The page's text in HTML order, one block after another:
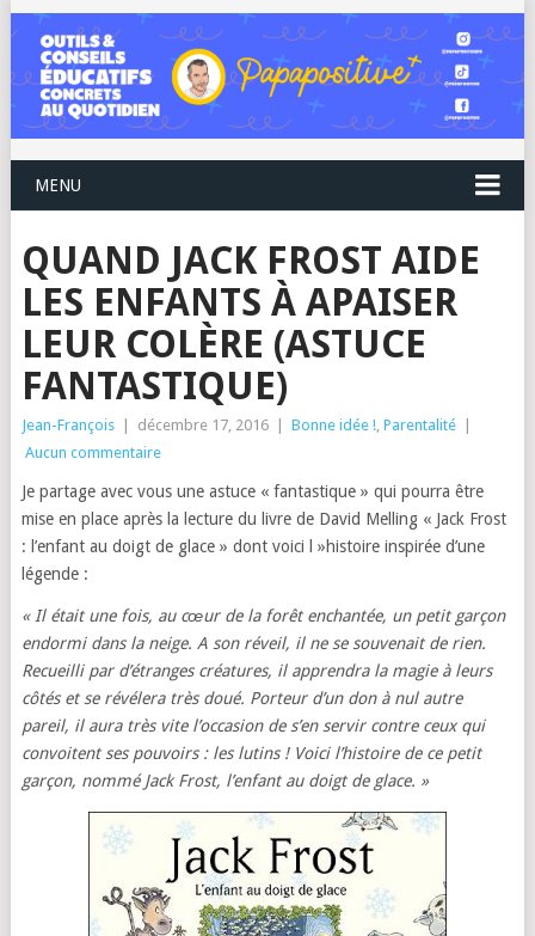
MENU
QUAND JACK FROST AIDE
LES ENFANTS À APAISER
LEUR COLÈRE (ASTUCE
FANTASTIQUE)
Jean-François décembre 17, 2016 Bonne idée !, Parentalité
Aucun commentaire
Je partage avec vous une astuce « fantastique » qui pourra être
mise en place après la lecture du livre de David Melling « Jack Frost
: l’enfant au doigt de glace » dont voici l »histoire inspirée d’une
légende :
« Il était une fois, au cœur de la forêt enchantée, un petit garçon
endormi dans la neige. A son réveil, il ne se souvenait de rien.
Recueilli par d’étranges créatures, il apprendra la magie à leurs
côtés et se révélera très doué. Porteur d’un don à nul autre
pareil, il aura très vite l’occasion de s’en servir contre ceux qui
convoitent ses pouvoirs : les lutins ! Voici l’histoire de ce petit
garçon, nommé Jack Frost, l’enfant au doigt de glace. »